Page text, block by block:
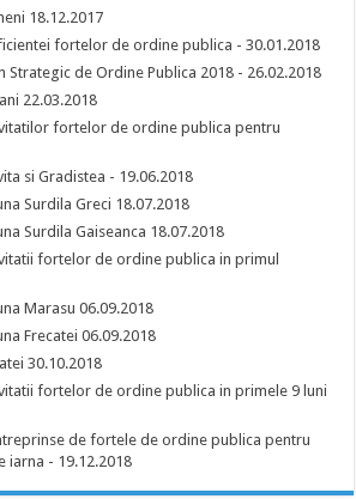
18.12.2017
fortelor de ordine publica - 30.01.2018
Strategic de Ordine Publica 2018 - 26.02.2018
22.03.2018
fortelor de ordine publica pentru
si Gradistea - 19.06.2018
Surdila Greci 18.07.2018
Surdila Gaiseanca 18.07.2018
fortelor de ordine publica in primul
Marasu 06.09.2018
Frecatei 06.09.2018
30.10.2018
fortelor de ordine publica in primele 9 luni
de fortele de ordine publica pentru
- 19.12.2018